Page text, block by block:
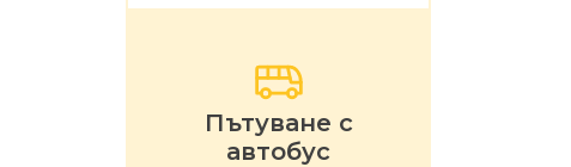
Пътуване с
автобус